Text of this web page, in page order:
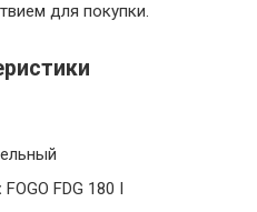
для покупки.
FOGO FDG 180 I